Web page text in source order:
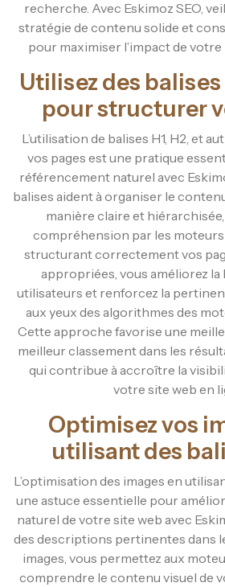
recherche. Avec Eskimoz SEO,
stratégie de contenu solide et
pour maximiser l’impact de
Utilisez des balises
pour structurer
L’utilisation de balises H1, H2, et
vos pages est une pratique
référencement naturel avec
balises aident à organiser le
manière claire et
compréhension par les
structurant correctement vos
appropriées, vous améliorez
utilisateurs et renforcez la
aux yeux des algorithmes des
Cette approche favorise une
meilleur classement dans les
qui contribue à accroître la
votre site web en
Optimisez vos
utilisant des
L’optimisation des images en
une astuce essentielle pour
naturel de votre site web avec
des descriptions pertinentes dans
images, vous permettez aux
comprendre le contenu visuel de